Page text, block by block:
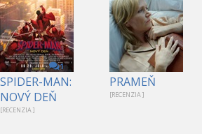
1
SPIDER-MAN:
NOVÝ DEŇ
[RECENZIA ]
PRAMEŇ
[RECENZIA ]